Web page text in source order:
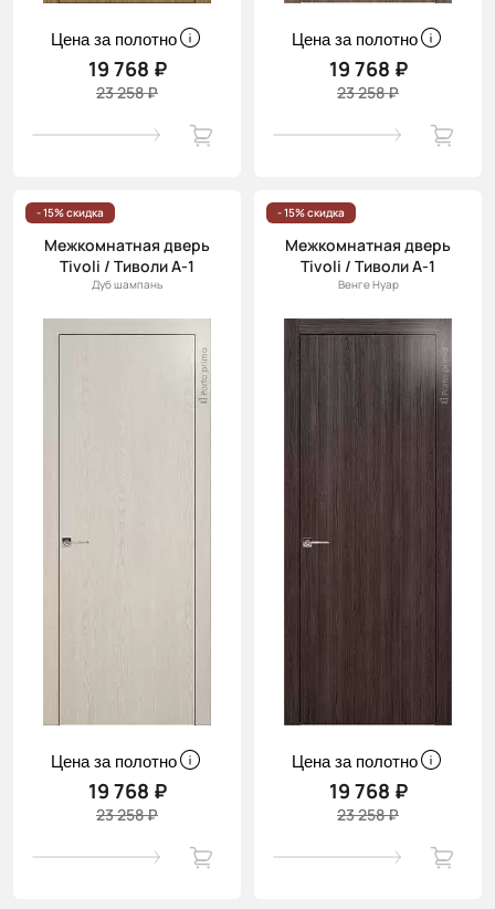
Цена за полотно
19 768 ₽
23 258 ₽
Цена за полотно
19 768 ₽
23 258 ₽
- 15% скидка
Межкомнатная дверь
Tivoli / Тиволи А-1
Дуб шампань
Цена за полотно
19 768 ₽
23 258 ₽
- 15% скидка
Межкомнатная дверь
Tivoli / Тиволи А-1
Венге Нуар
Цена за полотно
19 768 ₽
23 258 ₽